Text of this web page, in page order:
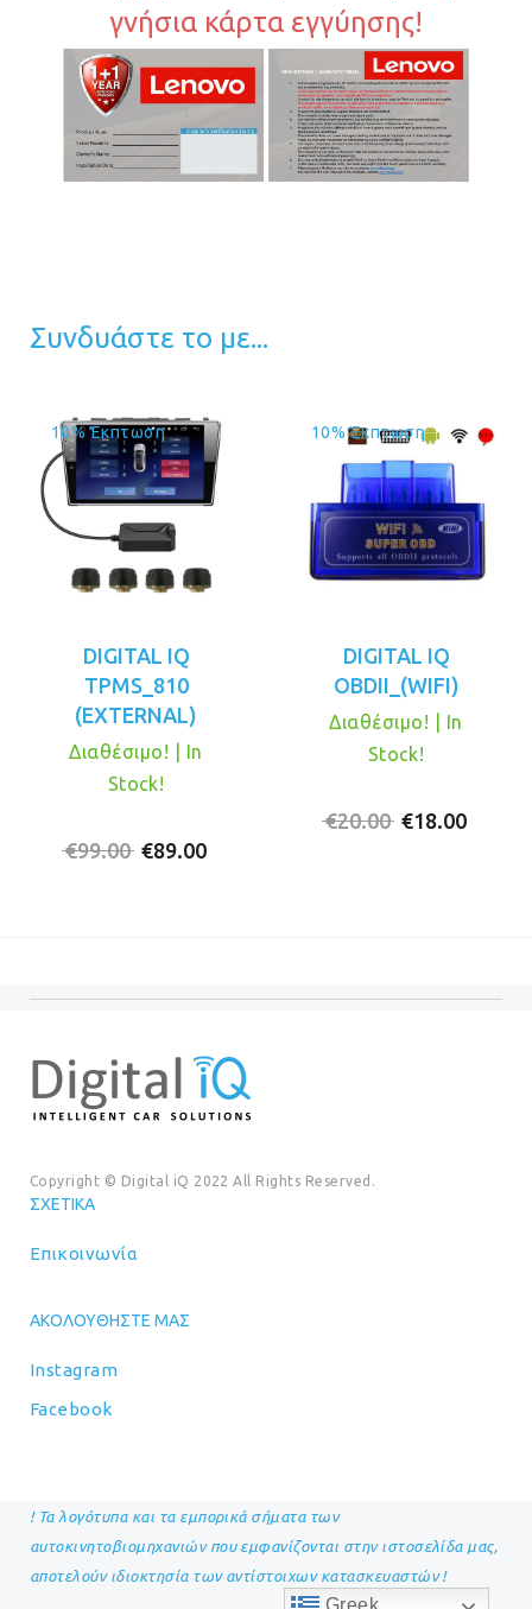
γνήσια κάρτα εγγύησης!
Συνδυάστε το με...
10% Έκπτωση
DIGITAL IQ
TPMS_810
(EXTERNAL)
€99.00 Original
€89.00
Διαθέσιμο! | In
Stock!
10% Έκπτωση
DIGITAL IQ
OBDII_(WIFI)
€20.00 Original
€18.00
Διαθέσιμο! | In
Stock!
Copyright © Digital iQ 2022 All Rights Reserved.
ΣΧΕΤΙΚΆ
Επικοινωνία
ΑΚΟΛΟΥΘΉΣΤΕ ΜΑΣ
Instagram
Facebook
! Τα λογότυπα και τα εμπορικά σήματα των
αυτοκινητοβιομηχανιών που εμφανίζονται στην ιστοσελίδα μας,
αποτελούν ιδιοκτησία των αντίστοιχων κατασκευαστών !